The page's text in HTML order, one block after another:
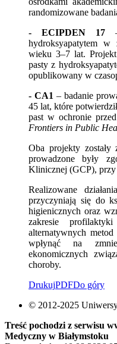
randomizowane
- ECIPDEN 17
hydroksyapatytem
wieku 3–7 lat. Projekt
pasty z
opublikowany w
- CA1 – badanie
45 lat, które
past w ochronie
Frontiers in Public
Oba projekty zostały
prowadzone były
Klinicznej (GCP), przy
Realizowane
przyczyniają się do
higienicznych oraz
zakresie
alternatywnych
wpłynąć na
ekonomicznych
choroby.
DrukujPDFDo góry
© 2012-2025
Treść pochodzi z serwisu
Medyczny w Białymstoku